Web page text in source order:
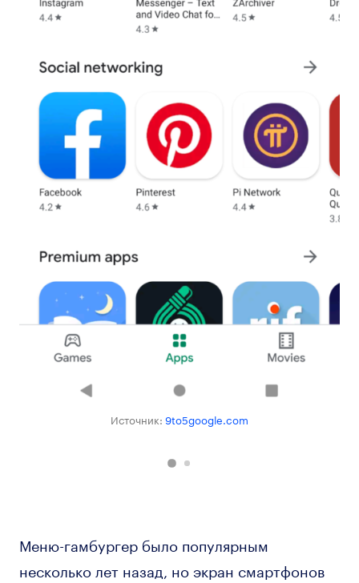
Источник: 9to5google.com
Меню-гамбургер было популярным
несколько лет назад, но экран смартфонов